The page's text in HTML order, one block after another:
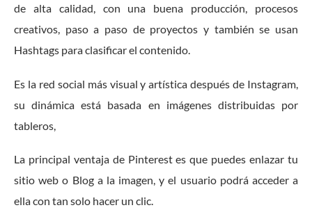
de alta calidad, con una buena producción, procesos
creativos, paso a paso de proyectos y también se usan
Hashtags para clasificar el contenido.
Es la red social más visual y artística después de Instagram,
su dinámica está basada en imágenes distribuidas por
tableros,
La principal ventaja de Pinterest es que puedes enlazar tu
sitio web o Blog a la imagen, y el usuario podrá acceder a
ella con tan solo hacer un clic.